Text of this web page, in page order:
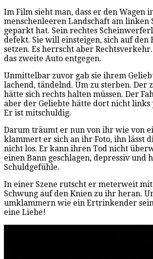
Im Film sieht man, dass er den Wagen
menschenleeren Landschaft am linken
geparkt hat. Sein rechtes
defekt. Sie will einsteigen, sich auf den
setzen. Es herrscht aber
das zweite Auto entgegen.
Unmittelbar zuvor gab sie ihrem
lachend, tändelnd. Um zu sterben. Der
hätte sich rechts halten müssen. Der
aber der Geliebte hätte dort nicht
Er ist mitschuldig.
Darum träumt er nun von ihr wie von
klammert er sich an ihr Foto, ihn lässt
nicht los. Er kann ihren Tod nicht
einen Bann geschlagen, depressiv und
Schuldgefühle.
In einer Szene rutscht er meterweit
Schwung auf den Knien zu ihr heran.
umklammern wie ein Ertrinkender
eine Liebe!